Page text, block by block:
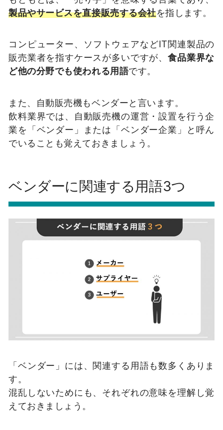
製品やサービスを直接販売する会社を指します。
コンピューター、ソフトウェアなどIT関連製品の
販売業者を指すケースが多いですが、食品業界な
ど他の分野でも使われる用語です。
また、自動販売機もベンダーと言います。
飲料業界では、自動販売機の運営・設置を行う企
業を「ベンダー」または「ベンダー企業」と呼ん
でいることも覚えておきましょう。
ベンダーに関連する用語3つ
「ベンダー」には、関連する用語も数多くありま
す。
混乱しないためにも、それぞれの意味を理解し覚
えておきましょう。